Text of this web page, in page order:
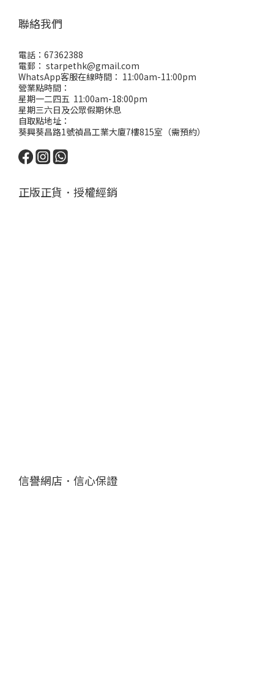
聯絡我們
電話：67362388
電郵： starpethk@gmail.com
WhatsApp客服在線時間： 11:00am-11:00pm
營業點時間：
星期一二四五 11:00am-18:00pm
星期三六日及公眾假期休息
自取點地址：
葵興葵昌路1號禎昌工業大廈7樓815室（需預約）
正版正貨．授權經銷
信譽網店．信心保證